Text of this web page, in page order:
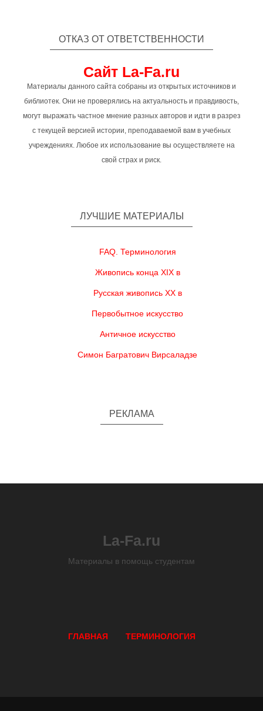
ОТКАЗ ОТ ОТВЕТСТВЕННОСТИ
Сайт La-Fa.ru
Материалы данного сайта собраны из открытых источников и
библиотек. Они не проверялись на актуальность и правдивость,
могут выражать частное мнение разных авторов и идти в разрез
с текущей версией истории, преподаваемой вам в учебных
учреждениях. Любое их использование вы осуществляете на
свой страх и риск.
ЛУЧШИЕ МАТЕРИАЛЫ
FAQ. Терминология
Живопись конца XIX в
Русская живопись XX в
Первобытное искусство
Античное искусство
Симон Багратович Вирсаладзе
РЕКЛАМА
La-Fa.ru
Материалы в помощь студентам
ГЛАВНАЯ ТЕРМИНОЛОГИЯ